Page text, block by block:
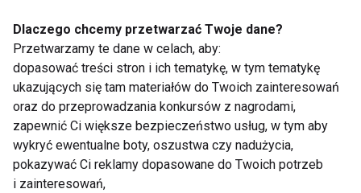
że są idealnym składnikiem diety dla osób
aktywnych fizycznie, chcących utrzymać formę
przez cały rok.
Jak spożywać orzechy włoskie?
Dodatek do sałatek i owsianek
Domowe masło orzechowe z orzechów
Dlaczego chcemy przetwarzać Twoje dane?
Przetwarzamy te dane w celach, aby:
dopasować treści stron i ich tematykę, w tym tematykę
ukazujących się tam materiałów do Twoich zainteresowań
oraz do przeprowadzania konkursów z nagrodami,
zapewnić Ci większe bezpieczeństwo usług, w tym aby
wykryć ewentualne boty, oszustwa czy nadużycia,
pokazywać Ci reklamy dopasowane do Twoich potrzeb
i zainteresowań,